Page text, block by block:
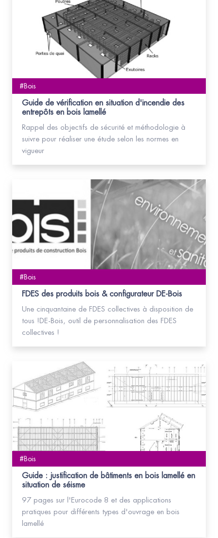
#Bois
Guide de vérification en situation d'incendie des
entrepôts en bois lamellé
Rappel des objectifs de sécurité et méthodologie à
suivre pour réaliser une étude selon les normes en
vigueur
#Bois
FDES des produits bois & configurateur DE-Bois
Une cinquantaine de FDES collectives à disposition de
tous !DE-Bois, outil de personnalisation des FDES
collectives !
#Bois
Guide : justification de bâtiments en bois lamellé en
situation de séisme
97 pages sur l'Eurocode 8 et des applications
pratiques pour différents types d'ouvrage en bois
lamellé